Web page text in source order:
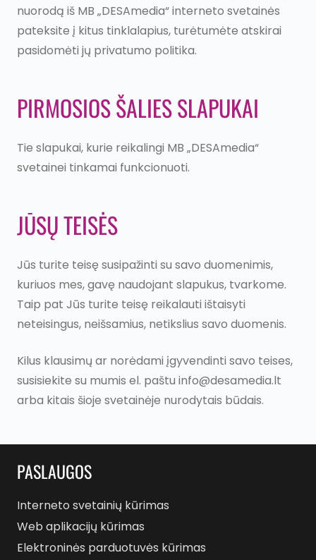
nuorodą iš MB „DESAmedia“ interneto svetainės
pateksite į kitus tinklalapius, turėtumėte atskirai
pasidomėti jų privatumo politika.
PIRMOSIOS ŠALIES SLAPUKAI
Tie slapukai, kurie reikalingi MB „DESAmedia“
svetainei tinkamai funkcionuoti.
JŪSŲ TEISĖS
Jūs turite teisę susipažinti su savo duomenimis,
kuriuos mes, gavę naudojant slapukus, tvarkome.
Taip pat Jūs turite teisę reikalauti ištaisyti
neteisingus, neišsamius, netikslius savo duomenis.
Kilus klausimų ar norėdami įgyvendinti savo teises,
susisiekite su mumis el. paštu info@desamedia.lt
arba kitais šioje svetainėje nurodytais būdais.
PASLAUGOS
Interneto svetainių kūrimas
Web aplikacijų kūrimas
Elektroninės parduotuvės kūrimas